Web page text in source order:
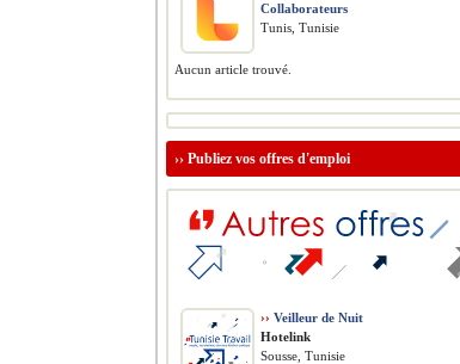
Collaborateurs
Tunis, Tunisie
Aucun article trouvé.
›› Publiez vos offres d'emploi
›› Veilleur de Nuit
Hotelink
Sousse, Tunisie